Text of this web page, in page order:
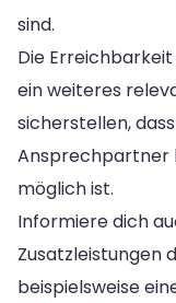
sind.
Die
ein weiteres
sicherstellen,
Ansprechpartner
möglich ist.
Informiere dich
Zusatzleistungen
beispielsweise